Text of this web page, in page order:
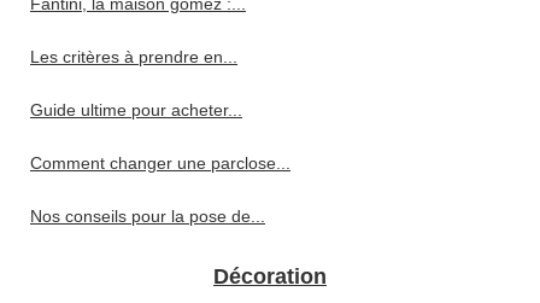
Les critères à prendre en...
Guide ultime pour acheter...
Comment changer une parclose...
Nos conseils pour la pose de...
Décoration